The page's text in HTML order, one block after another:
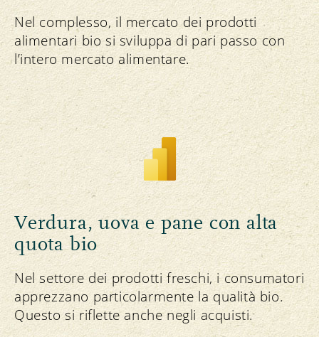
Nel complesso, il mercato dei prodotti
alimentari bio si sviluppa di pari passo con
l’intero mercato alimentare.
Verdura, uova e pane con alta
quota bio
Nel settore dei prodotti freschi, i consumatori
apprezzano particolarmente la qualità bio.
Questo si riflette anche negli acquisti.